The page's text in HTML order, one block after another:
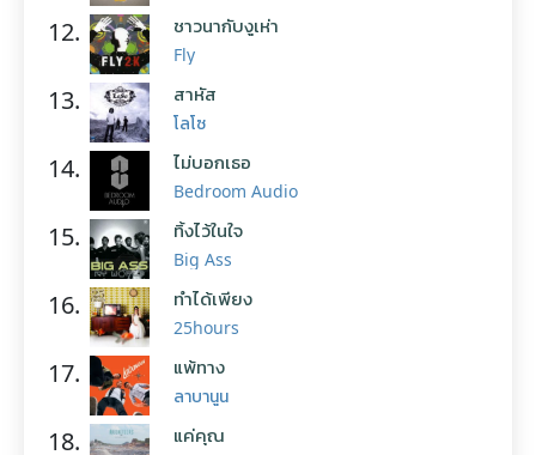
12. ชาวนากับงูเห่า
Fly
13. สาหัส
โลโซ
14. ไม่บอกเธอ
Bedroom Audio
15. ทิ้งไว้ในใจ
Big Ass
16. ทำได้เพียง
25hours
17. แพ้ทาง
ลาบานูน
18. แค่คุณ